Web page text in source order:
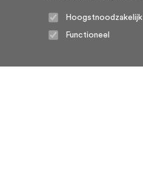
Hoogstnoodzakelijk
Functioneel